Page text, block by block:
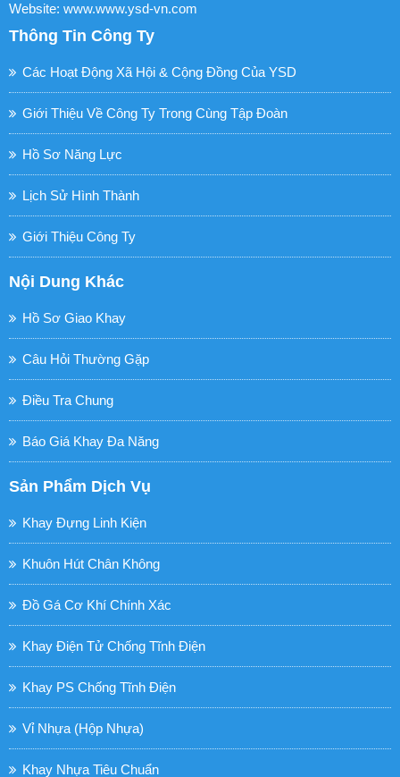
Website: www.www.ysd-vn.com
Thông Tin Công Ty
Các Hoạt Động Xã Hội & Cộng Đồng Của YSD
Giới Thiệu Về Công Ty Trong Cùng Tập Đoàn
Hồ Sơ Năng Lực
Lịch Sử Hình Thành
Giới Thiệu Công Ty
Nội Dung Khác
Hồ Sơ Giao Khay
Câu Hỏi Thường Gặp
Điều Tra Chung
Báo Giá Khay Đa Năng
Sản Phẩm Dịch Vụ
Khay Đựng Linh Kiện
Khuôn Hút Chân Không
Đồ Gá Cơ Khí Chính Xác
Khay Điện Tử Chống Tĩnh Điện
Khay PS Chống Tĩnh Điện
Vỉ Nhựa (hộp Nhựa)
Khay Nhựa Tiêu Chuẩn